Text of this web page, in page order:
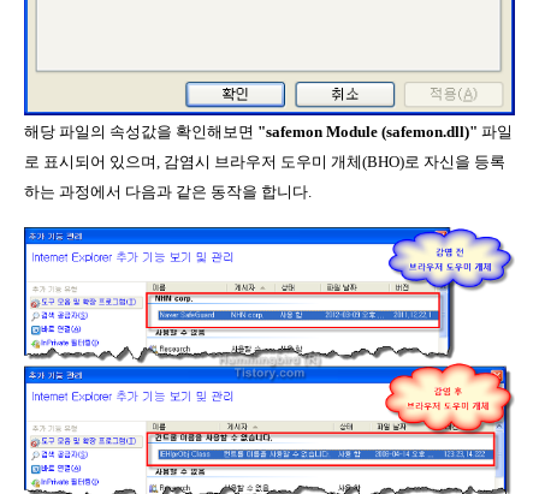
해당 파일의 속성값을 확인해보면 "safemon Module (safemon.dll)" 파일
로 표시되어 있으며, 감염시 브라우저 도우미 개체(BHO)로 자신을 등록
하는 과정에서 다음과 같은 동작을 합니다.